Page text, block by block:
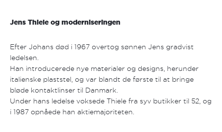
Jens Thiele og moderniseringen
Efter Johans død i 1967 overtog sønnen Jens gradvist
ledelsen.
Han introducerede nye materialer og designs, herunder
italienske plaststel, og var blandt de første til at bringe
bløde kontaktlinser til Danmark.
Under hans ledelse voksede Thiele fra syv butikker til 52, og
i 1987 opnåede han aktiemajoriteten.